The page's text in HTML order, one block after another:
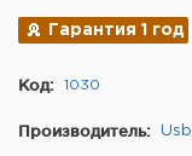
Гарантия 1 год
Код: 1030
Производитель: